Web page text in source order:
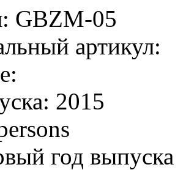
GBZM-05
артикул:
2015
год выпуска